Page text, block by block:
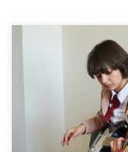
Вокально-
в 2022-2023
«Создание новых
учреждениях